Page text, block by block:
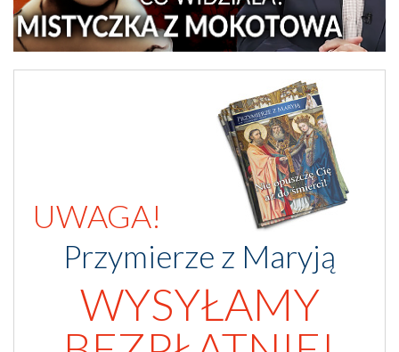
UWAGA!
Przymierze z Maryją
WYSYŁAMY